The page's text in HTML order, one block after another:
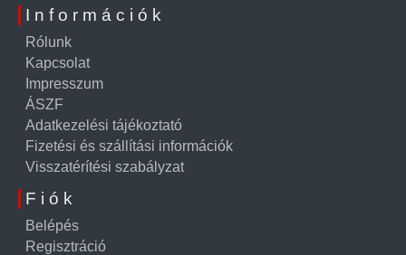
Információk
Rólunk
Kapcsolat
Impresszum
ÁSZF
Adatkezelési tájékoztató
Fizetési és szállítási információk
Visszatérítési szabályzat
Fiók
Belépés
Regisztráció